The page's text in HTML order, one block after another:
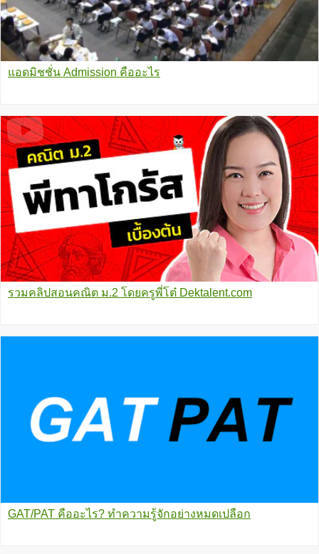
แอดมิชชั่น Admission คืออะไร
รวมคลิปสอนคณิต ม.2 โดยครูพี่โต๋ Dektalent.com
GAT/PAT คืออะไร? ทำความรู้จักอย่างหมดเปลือก